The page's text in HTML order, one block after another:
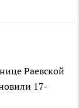
Раевской
17-